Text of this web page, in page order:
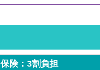
保険：3割負担